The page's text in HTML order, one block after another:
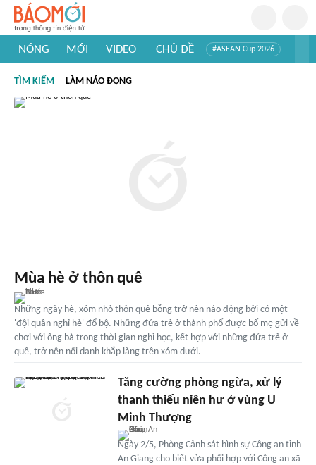
NÓNG MỚI VIDEO CHỦ ĐỀ #ASEAN Cup 2026
#Khám phá thế giới
TÌM KIẾM LÀM NÁO ĐỘNG
Mùa hè ở thôn quê
Những ngày hè, xóm nhỏ thôn quê bỗng trở nên náo động bởi có một
'đội quân nghỉ hè' đổ bộ. Những đứa trẻ ở thành phố được bố mẹ gửi về
chơi với ông bà trong thời gian nghỉ học, kết hợp với những đứa trẻ ở
quê, trở nên nổi danh khắp làng trên xóm dưới.
Tăng cường phòng ngừa, xử lý
thanh thiếu niên hư ở vùng U
Minh Thượng
Ngày 2/5, Phòng Cảnh sát hình sự Công an tỉnh
An Giang cho biết vừa phối hợp với Công an xã